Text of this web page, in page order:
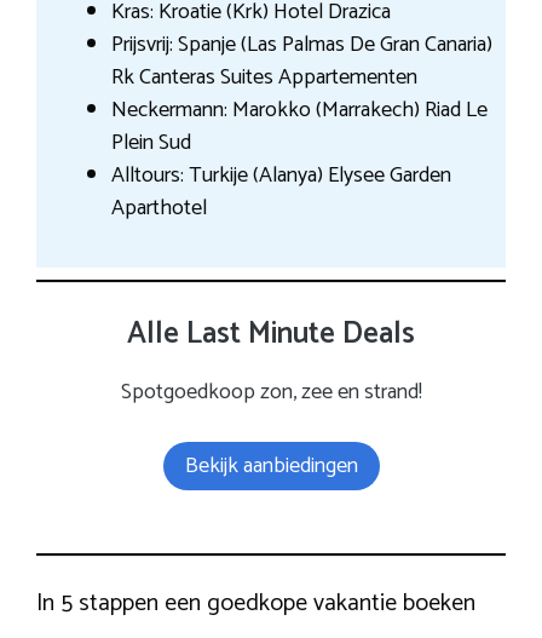
Kras: Kroatie (Krk) Hotel Drazica
Prijsvrij: Spanje (Las Palmas De Gran Canaria)
Rk Canteras Suites Appartementen
Neckermann: Marokko (Marrakech) Riad Le
Plein Sud
Alltours: Turkije (Alanya) Elysee Garden
Aparthotel
Alle Last Minute Deals
Spotgoedkoop zon, zee en strand!
Bekijk aanbiedingen
In 5 stappen een goedkope vakantie boeken